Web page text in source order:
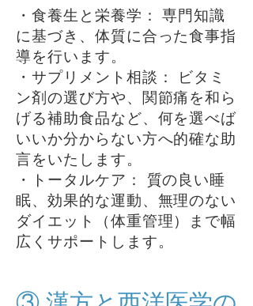
・食養生と栄養学： 専門知識
に基づき、体質に合った食事指
導を行います。
・サプリメント相談： ビタミ
ン剤の選び方や、関節痛を和ら
げる補助食品など、何を選べば
いいか分からない方へ的確な助
言をいたします。
・トータルケア： 質の良い睡
眠、効果的な運動、無理のない
ダイエット（体重管理）まで幅
広くサポートします。